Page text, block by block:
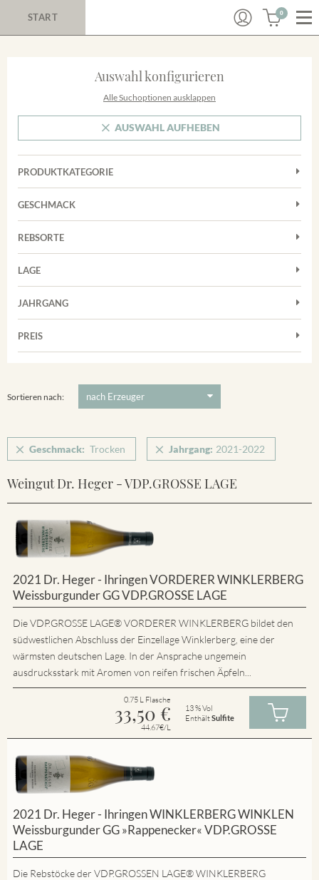
START 0
Auswahl konfigurieren
Alle Suchoptionen ausklappen
AUSWAHL AUFHEBEN
PRODUKTKATEGORIE
Cuvées
Rosé
Weißwein
GESCHMACK
Trocken
REBSORTE
Chardonnay
Grauburgunder
Riesling
LAGE
Achkarrer Schlossberg
Vorderer Winklerberg
Winklerberg Hinter Winklen
JAHRGANG
PREIS
Sortieren nach:
Geschmack: Trocken Jahrgang: 2021-2022
Weingut Dr. Heger - VDP.GROSSE LAGE
2021 Dr. Heger - Ihringen VORDERER WINKLERBERG
Weissburgunder GG VDP.GROSSE LAGE
Die VDP.GROSSE LAGE® VORDERER WINKLERBERG bildet den
südwestlichen Abschluss der Einzellage Winklerberg, eine der
wärmsten deutschen Lage. In der Ansprache ungemein
ausdrucksstark mit Aromen von reifen frischen Äpfeln...
0.75 L Flasche
33,50 €
44.67€/L
13 % Vol
EnthältSulfite
2021 Dr. Heger - Ihringen WINKLERBERG WINKLEN
Weissburgunder GG »Rappenecker« VDP.GROSSE
LAGE
Die Rebstöcke der VDP.GROSSEN LAGE® WINKLERBERG